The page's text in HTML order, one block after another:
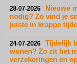
28-07-2026
Nieuwe
nodig? Zo vind je
juiste in krappe
24-07-2026
Tijdelijk
wonen? Zo zit het
verzekeringen en